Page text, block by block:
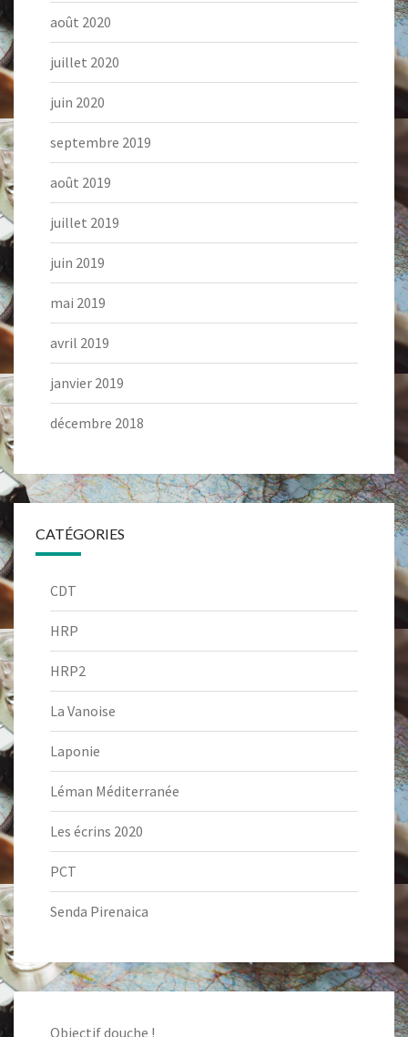
août 2020
juillet 2020
juin 2020
septembre 2019
août 2019
juillet 2019
juin 2019
mai 2019
avril 2019
janvier 2019
décembre 2018
CATÉGORIES
CDT
HRP
HRP2
La Vanoise
Laponie
Léman Méditerranée
Les écrins 2020
PCT
Senda Pirenaica
Objectif douche !